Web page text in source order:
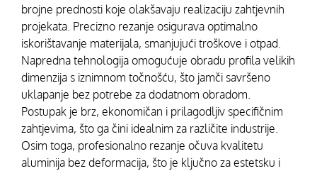
brojne prednosti koje olakšavaju realizaciju zahtjevnih
projekata. Precizno rezanje osigurava optimalno
iskorištavanje materijala, smanjujući troškove i otpad.
Napredna tehnologija omogućuje obradu profila velikih
dimenzija s iznimnom točnošću, što jamči savršeno
uklapanje bez potrebe za dodatnom obradom.
Postupak je brz, ekonomičan i prilagodljiv specifičnim
zahtjevima, što ga čini idealnim za različite industrije.
Osim toga, profesionalno rezanje očuva kvalitetu
aluminija bez deformacija, što je ključno za estetsku i